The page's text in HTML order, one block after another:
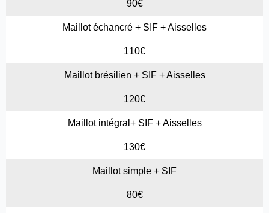
90€
Maillot échancré + SIF + Aisselles
110€
Maillot brésilien + SIF + Aisselles
120€
Maillot intégral+ SIF + Aisselles
130€
Maillot simple + SIF
80€